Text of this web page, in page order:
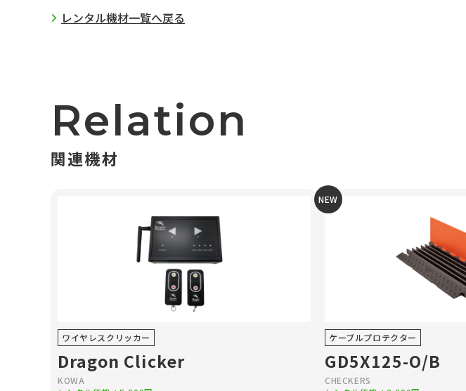
レンタル機材一覧へ戻る
Relation
関連機材
ワイヤレスクリッカー
Dragon Clicker
KOWA
NEW
ケーブルプロテクター
GD5X125-O/B
CHECKERS